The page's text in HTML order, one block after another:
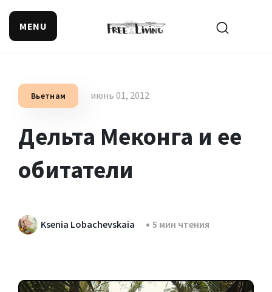
MENU
Вьетнам июнь 01, 2012
Дельта Меконга и ее
обитатели
Ksenia Lobachevskaia 5 мин чтения